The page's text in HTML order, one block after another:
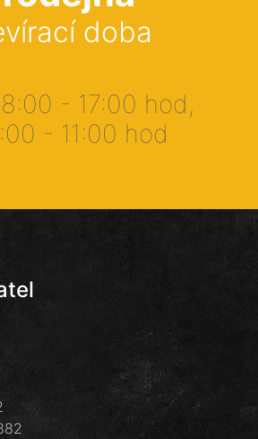
doba
8:00 - 17:00 hod,
- 11:00 hod